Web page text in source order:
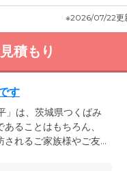
※2026/07/22更
積もり
す
」は、茨城県つくばみ
ることはもちろん、
されるご家族様やご友